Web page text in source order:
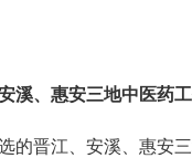
溪、惠安三地中医药
晋江、安溪、惠安三